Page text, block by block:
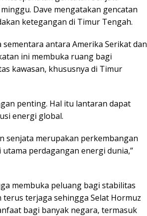
Dave mengatakan gencatan
ketegangan di Timur Tengah.
sementara antara Amerika Serikat dan
ini membuka ruang bagi
kawasan, khususnya di Timur
penting. Hal itu lantaran dapat
energi global.
senjata merupakan perkembangan
perdagangan energi dunia,”
membuka peluang bagi stabilitas
terjaga sehingga Selat Hormuz
bagi banyak negara, termasuk